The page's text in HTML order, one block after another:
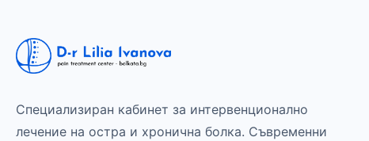
Специализиран кабинет за интервенционално
лечение на остра и хронична болка. Съвременни